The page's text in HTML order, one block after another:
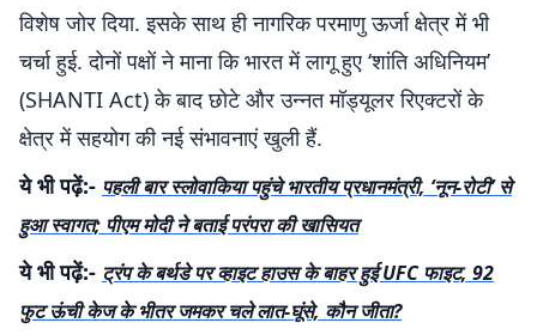
विशेष जोर दिया. इसके साथ ही नागरिक परमाणु ऊर्जा क्षेत्र में भी
चर्चा हुई. दोनों पक्षों ने माना कि भारत में लागू हुए ‘शांति अधिनियम’
(SHANTI Act) के बाद छोटे और उन्नत मॉड्यूलर रिएक्टरों के
क्षेत्र में सहयोग की नई संभावनाएं खुली हैं.
ये भी पढ़ें:- पहली बार स्लोवाकिया पहुंचे भारतीय प्रधानमंत्री, ‘नून-रोटी’ से
हुआ स्वागत; पीएम मोदी ने बताई परंपरा की खासियत
ये भी पढ़ें:- ट्रंप के बर्थडे पर व्हाइट हाउस के बाहर हुई UFC फाइट, 92
फुट ऊंची केज के भीतर जमकर चले लात-घूंसे, कौन जीता?